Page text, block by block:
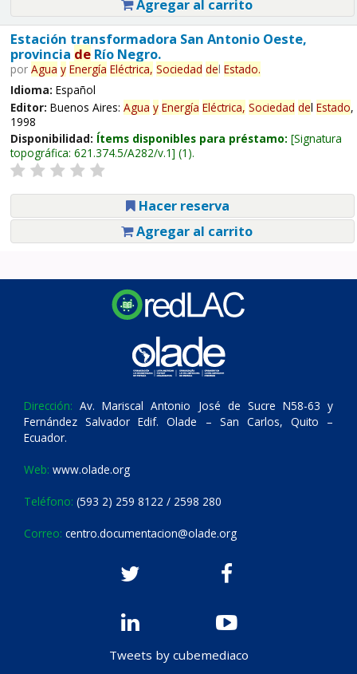
Agregar al carrito
Estación transformadora San Antonio Oeste,
provincia deRío Negro.
por Agua y Energía Eléctrica, Sociedad del Estado.
Idioma: Español
Editor: Buenos Aires: Agua y Energía Eléctrica, Sociedad del Estado,
1998
Disponibilidad: Ítems disponibles para préstamo: Signatura
topográfica: 621.374.5/A282/v.1 (1).
Hacer reserva
Agregar al carrito
Dirección: Av. Mariscal Antonio José de Sucre N58-63 y
Fernández Salvador Edif. Olade – San Carlos, Quito –
Ecuador.
Web: www.olade.org
Teléfono: (593 2) 259 8122 / 2598 280
Correo: centro.documentacion@olade.org
Tweets by cubemediaco